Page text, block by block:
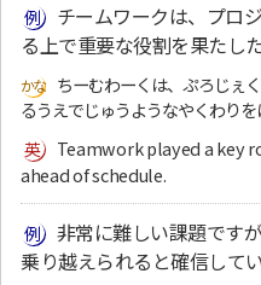
チームワークは、プロ
る上で重要な役割を果たした
ちーむわーくは、ぷろじぇ
るうえでじゅうようなやくわりを
Teamwork played a key
ahead of schedule.
非常に難しい課題です
乗り越えられると確信してい